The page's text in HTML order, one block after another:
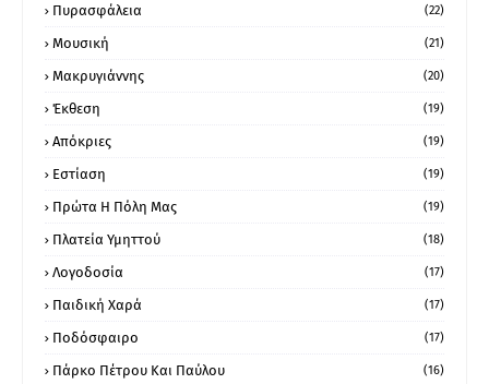
Πυρασφάλεια (22)
Μουσική (21)
Μακρυγιάννης (20)
Έκθεση (19)
Απόκριες (19)
Εστίαση (19)
Πρώτα Η Πόλη Μας (19)
Πλατεία Υμηττού (18)
Λογοδοσία (17)
Παιδική Χαρά (17)
Ποδόσφαιρο (17)
Πάρκο Πέτρου Και Παύλου (16)